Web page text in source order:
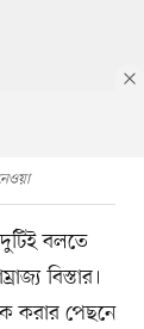
দুটিই বলতে
বিস্তার।
করার পেছনে